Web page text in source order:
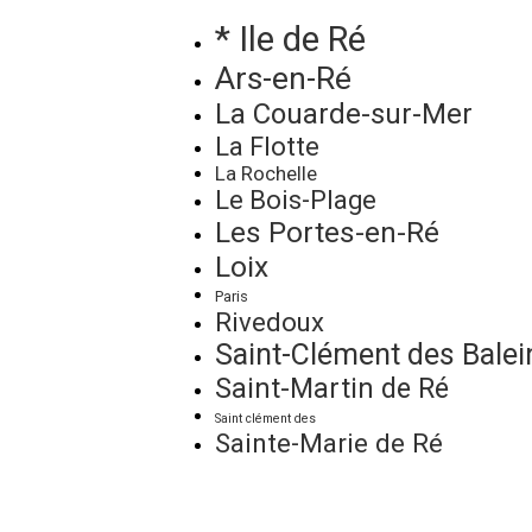
* Ile de Ré
Ars-en-Ré
La Couarde-sur-Mer
La Flotte
La Rochelle
Le Bois-Plage
Les Portes-en-Ré
Loix
Paris
Rivedoux
Saint-Clément des
Saint-Martin de Ré
Saint clément des
Sainte-Marie de Ré